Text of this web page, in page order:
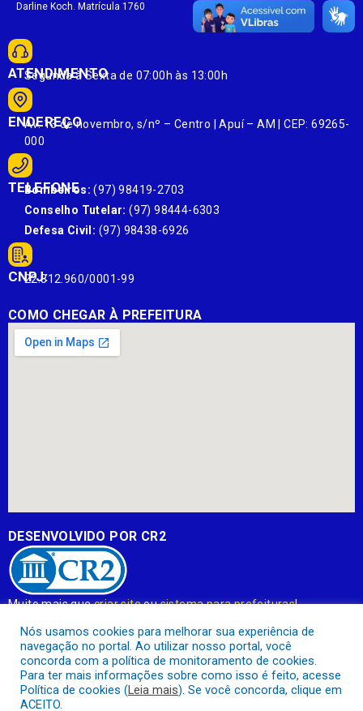
Darline Koch. Matrícula 1760
ATENDIMENTO
Segunda à Sexta de 07:00h às 13:00h
ENDEREÇO
Av. 13 de novembro, s/nº – Centro | Apuí – AM | CEP: 69265-
000
TELEFONE
Bombeiros: (97) 98419-2703
Conselho Tutelar: (97) 98444-6303
Defesa Civil: (97) 98438-6926
CNPJ:
22.812.960/0001-99
COMO CHEGAR À PREFEITURA
DESENVOLVIDO POR CR2
Muito mais quecriar siteousistema para prefeituras!
contrato que todas as exigências das leis de transparência
públicaserão atendidas.
Conheça oPNTPe o Radar da Transparência Pública
Nós usamos cookies para melhorar sua experiência de
navegação no portal. Ao utilizar nosso portal, você
concorda com a política de monitoramento de cookies.
Para ter mais informações sobre como isso é feito, acesse
Política de cookies (Leia mais). Se você concorda, clique em
ACEITO.